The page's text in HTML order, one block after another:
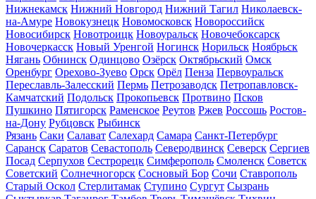
Нижнекамск Нижний Новгород Нижний Тагил Николаевск-
на-Амуре Новокузнецк Новомосковск Новороссийск
Новосибирск Новотроицк Новоуральск Новочебоксарск
Новочеркасск Новый Уренгой Ногинск Норильск Ноябрьск
Нягань Обнинск Одинцово Озёрск Октябрьский Омск
Оренбург Орехово-Зуево Орск Орёл Пенза Первоуральск
Переславль-Залесский Пермь Петрозаводск Петропавловск-
Камчатский Подольск Прокопьевск Протвино Псков
Пушкино Пятигорск Раменское Реутов Ржев Россошь Ростов-
на-Дону Рубцовск Рыбинск
Рязань Саки Салават Салехард Самара Санкт-Петербург
Саранск Саратов Севастополь Северодвинск Северск Сергиев
Посад Серпухов Сестрорецк Симферополь Смоленск Советск
Советский Солнечногорск Сосновый Бор Сочи Ставрополь
Старый Оскол Стерлитамак Ступино Сургут Сызрань